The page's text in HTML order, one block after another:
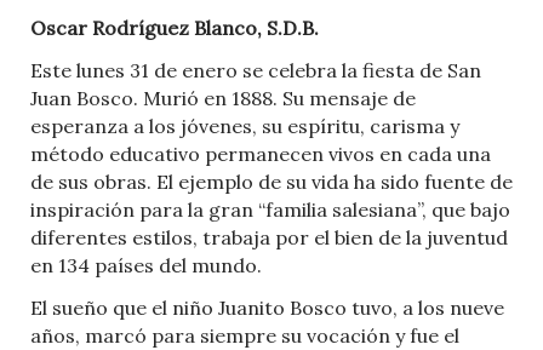
Oscar Rodríguez Blanco, S.D.B.
Este lunes 31 de enero se celebra la fiesta de San
Juan Bosco. Murió en 1888. Su mensaje de
esperanza a los jóvenes, su espíritu, carisma y
método educativo permanecen vivos en cada una
de sus obras. El ejemplo de su vida ha sido fuente de
inspiración para la gran “familia salesiana”, que bajo
diferentes estilos, trabaja por el bien de la juventud
en 134 países del mundo.
El sueño que el niño Juanito Bosco tuvo, a los nueve
años, marcó para siempre su vocación y fue el